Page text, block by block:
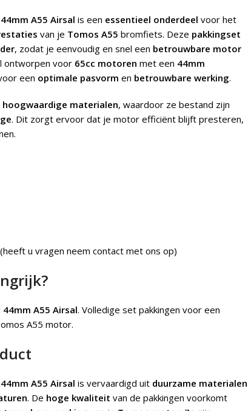
A55 Airsal is een essentieel onderdeel voor het
van je Tomos A55 bromfiets. Deze pakkingset
, zodat je eenvoudig en snel een betrouwbare motor
ontworpen voor 65cc motoren met een 44mm
een optimale pasvorm en betrouwbare werking.
hoogwaardige materialen, waardoor ze bestand zijn
. Dit zorgt ervoor dat je motor efficiënt blijft presteren,
(heeft u vragen neem contact met ons op)
A55 Airsal. Volledige set pakkingen voor een
A55 motor.
A55 Airsal is vervaardigd uit duurzame materialen
. De hoge kwaliteit van de pakkingen voorkomt